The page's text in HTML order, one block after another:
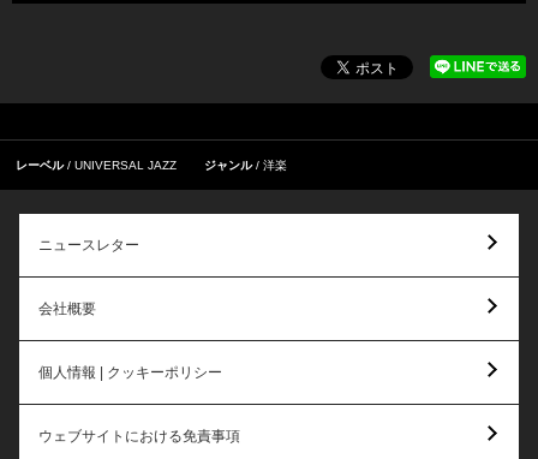
レーベル UNIVERSAL JAZZ ジャンル 洋楽
ニュースレター
会社概要
個人情報 | クッキーポリシー
ウェブサイトにおける免責事項